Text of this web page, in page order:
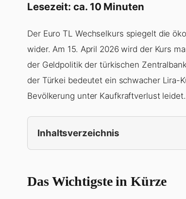
Lesezeit: ca. 10 Minuten
Der Euro TL Wechselkurs spiegelt die
wider. Am 15. April 2026 wird der Kurs
der Geldpolitik der türkischen
der Türkei bedeutet ein schwacher Lira-
Bevölkerung unter Kaufkraftverlust leidet.
Inhaltsverzeichnis
Das Wichtigste in Kürze